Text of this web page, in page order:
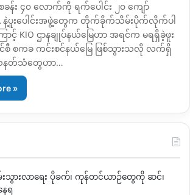
ခန်း ၄၀ လောက်ကို ရက်ပေါင်း ၂၀ ကျော်
နဲ့ပူးပေါင်းအဖွဲ့တွေက တိုက်ခိုက်သိမ်းပိုက်လိုက်ပါ
ာင့် KIO ဌာနချုပ်နယ်မြေဟာ အရင်က မရရှိခဲ့ဖူး
စီ စကခ ကင်းစင်နယ်မြေ ဖြစ်သွားသလို လက်ရှိ
နတ်သံတွေဟာ…
»
းသွားလာရေး ပိုခက်၊ ကုန်တင်ယာဉ်တွေကို ဆင်၊
ရ